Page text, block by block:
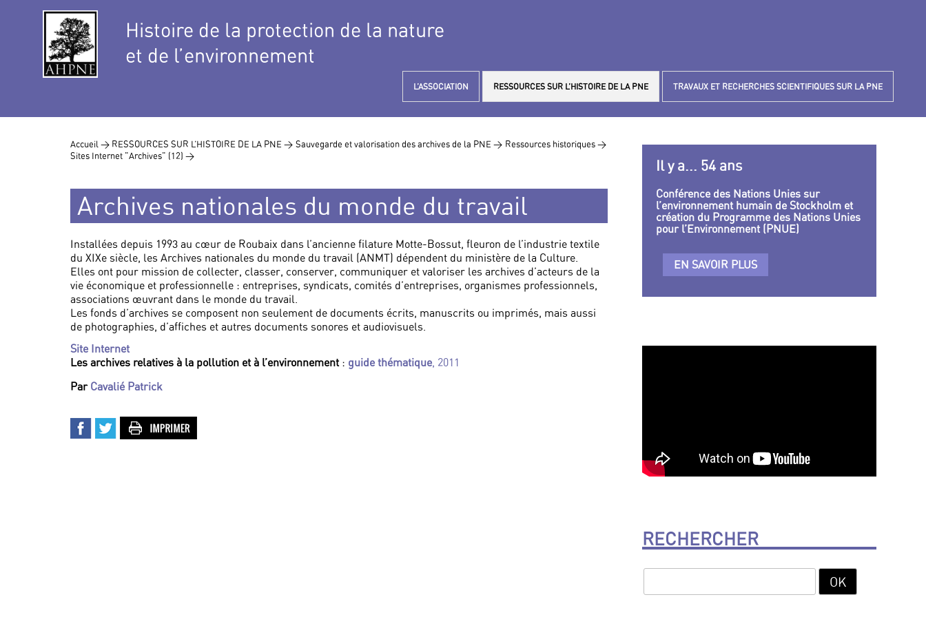
Histoire de la protection de la nature
et de l’environnement
L’ASSOCIATION RESSOURCES SUR L’HISTOIRE DE LA PNE TRAVAUX ET RECHERCHES SCIENTIFIQUES SUR LA PNE
Accueil > RESSOURCES SUR L’HISTOIRE DE LA PNE > Sauvegarde et valorisation des archives de la PNE > Ressources historiques >
Sites Internet "Archives" (12) >
Archives nationales du monde du travail
Installées depuis 1993 au cœur de Roubaix dans l’ancienne filature Motte-Bossut, fleuron de l’industrie textile
du XIXe siècle, les Archives nationales du monde du travail (ANMT) dépendent du ministère de la Culture.
Elles ont pour mission de collecter, classer, conserver, communiquer et valoriser les archives d’acteurs de la
vie économique et professionnelle : entreprises, syndicats, comités d’entreprises, organismes professionnels,
associations œuvrant dans le monde du travail.
Les fonds d’archives se composent non seulement de documents écrits, manuscrits ou imprimés, mais aussi
de photographies, d’affiches et autres documents sonores et audiovisuels.
Site Internet
Les archives relatives à la pollution et à l’environnement: guide thématique, 2011
Par Cavalié Patrick
Il y a... 54 ans
Conférence des Nations Unies sur
l’environnement humain de Stockholm et
création du Programme des Nations Unies
pour l’Environnement (PNUE)
EN SAVOIR PLUS
RECHERCHER